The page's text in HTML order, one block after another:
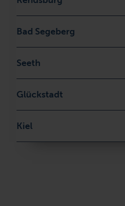
Bad Segeberg
Seeth
Glückstadt
Kiel